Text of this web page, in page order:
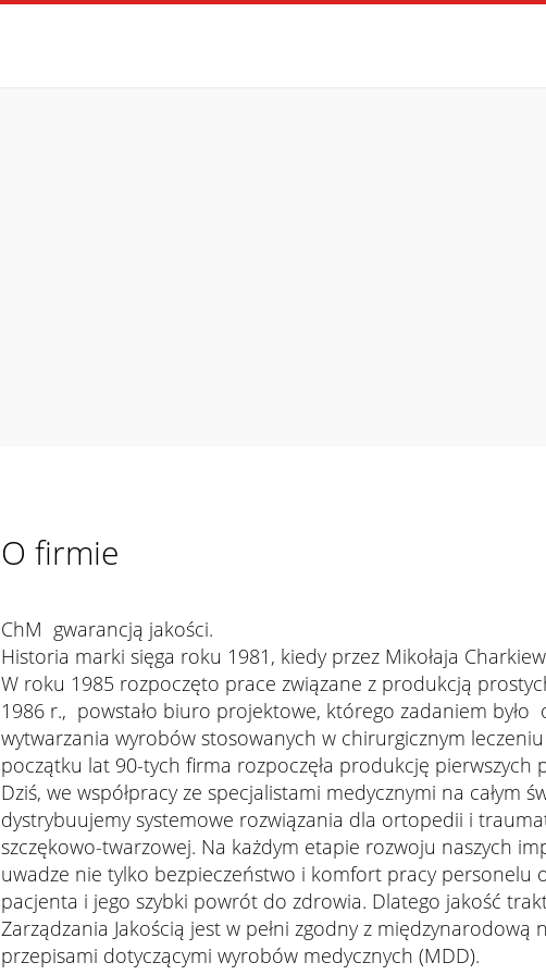
O firmie
ChM gwarancją jakości.
Historia marki sięga roku 1981, kiedy przez Mikołaja
W roku 1985 rozpoczęto prace związane z produkcją
1986 r., powstało biuro projektowe, którego zadaniem
wytwarzania wyrobów stosowanych w chirurgicznym leczeniu
początku lat 90-tych firma rozpoczęła produkcję
Dziś, we współpracy ze specjalistami medycznymi na całym
dystrybuujemy systemowe rozwiązania dla ortopedii i
szczękowo-twarzowej. Na każdym etapie rozwoju naszych
uwadze nie tylko bezpieczeństwo i komfort pracy personelu
pacjenta i jego szybki powrót do zdrowia. Dlatego jakość
Zarządzania Jakością jest w pełni zgodny z
przepisami dotyczącymi wyrobów medycznych (MDD).